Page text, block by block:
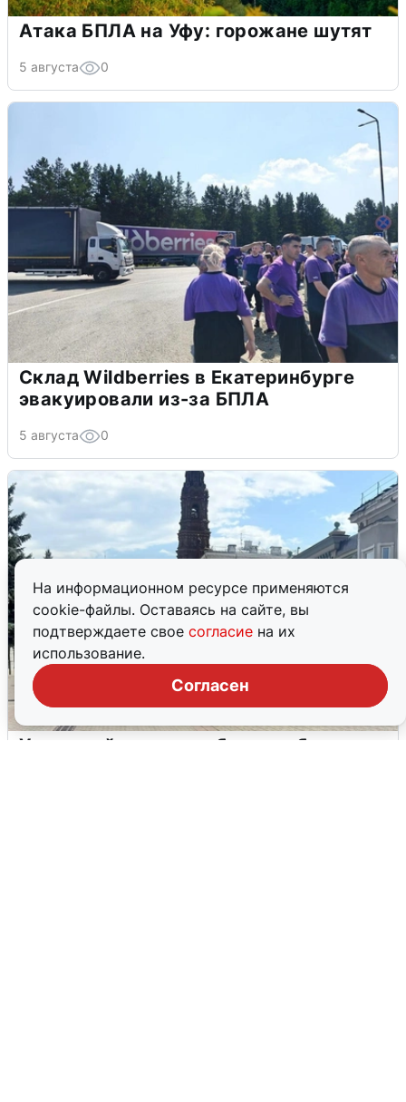
На информационном ресурсе применяются
cookie-файлы. Оставаясь на сайте, вы
подтверждаете свое согласие на их
использование.
Согласен
Атака БПЛА на Уфу: горожане шутят
5 августа 0
Склад Wildberries в Екатеринбурге
эвакуировали из-за БПЛА
5 августа 0
У соседей пожар и сбои: что было при